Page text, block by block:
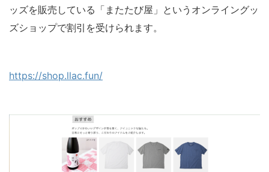
ッズを販売している「またたび屋」というオンライングッ
ズショップで割引を受けられます。
https://shop.llac.fun/